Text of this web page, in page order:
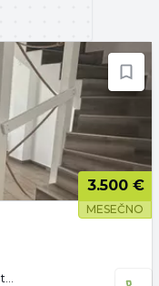
3.500 €
MESEČNO
Vlasnik • Dozvoljeni kućni ljubimci • Dvoetažna • Podrum • Tavan • Parking • Dozvoljeno pušenje • Useljivo od 30.08.2026.